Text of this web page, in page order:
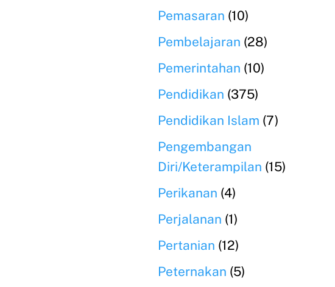
Pemasaran (10)
Pembelajaran (28)
Pemerintahan (10)
Pendidikan (375)
Pendidikan Islam (7)
Pengembangan
Diri/Keterampilan (15)
Perikanan (4)
Perjalanan (1)
Pertanian (12)
Peternakan (5)